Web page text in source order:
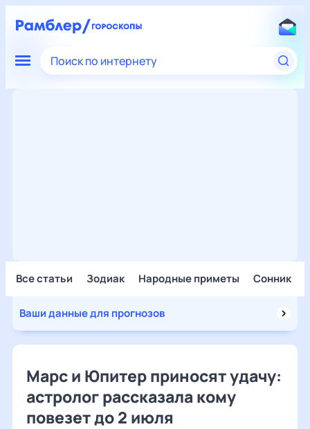
Поиск по интернету
Все статьи Зодиак Народные приметы Сонник
Ваши данные для прогнозов
Марс и Юпитер приносят удачу:
астролог рассказала кому
повезет до 2 июля